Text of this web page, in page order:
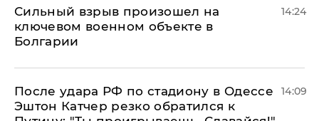
Сильный взрыв произошел на
ключевом военном объекте в
Болгарии
14:24
После удара РФ по стадиону в Одессе
Эштон Катчер резко обратился к
14:09